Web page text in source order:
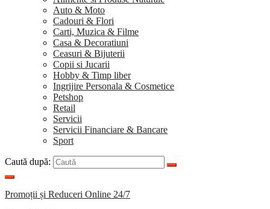
Auto & Moto
Cadouri & Flori
Carti, Muzica & Filme
Casa & Decoratiuni
Ceasuri & Bijuterii
Copii si Jucarii
Hobby & Timp liber
Ingrijire Personala & Cosmetice
Petshop
Retail
Servicii
Servicii Financiare & Bancare
Sport
Caută după:
Promoții și Reduceri Online 24/7